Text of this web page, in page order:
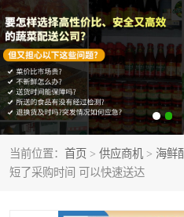
当前位置： 首页 > 供应商机 > 海鲜
短了采购时间 可以快速送达
食堂承包
粮油配送
海鲜配送
调料配送